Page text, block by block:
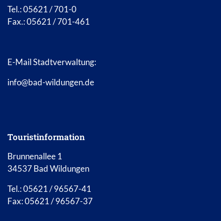
Tel.: 05621 / 701-0
Fax.: 05621 / 701-461
E-Mail Stadtverwaltung:
info@bad-wildungen.de
Touristinformation
Brunnenallee 1
34537 Bad Wildungen
Tel.: 05621 / 96567-41
Fax: 05621 / 96567-37